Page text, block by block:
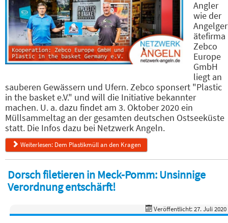
Angler
wie der
Angelger
ätefirma
Zebco
Europe
GmbH
liegt an
sauberen Gewässern und Ufern. Zebco sponsert "Plastic
in the basket e.V." und will die Initiative bekannter
machen. U. a. dazu findet am 3. Oktober 2020 ein
Müllsammeltag an der gesamten deutschen Ostseeküste
statt. Die Infos dazu bei Netzwerk Angeln.
Weiterlesen: Dem Plastikmüll an den Kragen
Dorsch filetieren in Meck-Pomm: Unsinnige
Verordnung entschärft!
Veröffentlicht: 27. Juli 2020